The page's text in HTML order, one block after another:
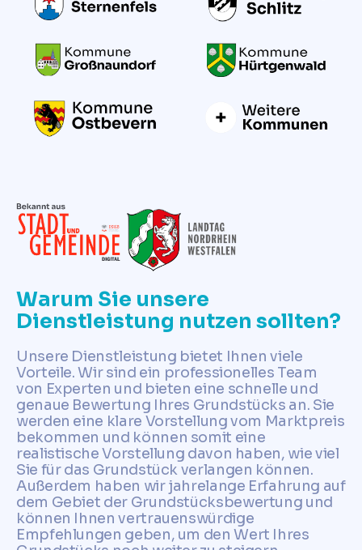
Warum Sie unsere
Dienstleistung nutzen sollten?
Unsere Dienstleistung bietet Ihnen viele
Vorteile. Wir sind ein professionelles Team
von Experten und bieten eine schnelle und
genaue Bewertung Ihres Grundstücks an. Sie
werden eine klare Vorstellung vom Marktpreis
bekommen und können somit eine
realistische Vorstellung davon haben, wie viel
Sie für das Grundstück verlangen können.
Außerdem haben wir jahrelange Erfahrung auf
dem Gebiet der Grundstücksbewertung und
können Ihnen vertrauenswürdige
Empfehlungen geben, um den Wert Ihres